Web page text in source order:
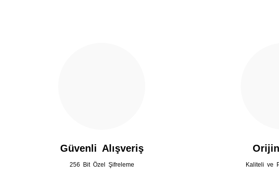
Güvenli Alışveriş
256 Bit Özel Şifreleme Kaliteli ve